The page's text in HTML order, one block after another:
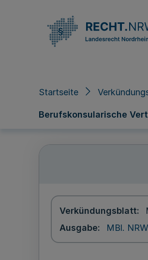
Startseite
Berufskonsularische
Verkündungsblatt
Ausgabe
MBl.